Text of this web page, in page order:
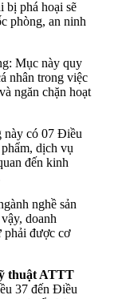
bị phá hoại sẽ
phòng, an ninh
Mục này quy
nhân trong việc
ngăn chặn hoạt
này có 07 Điều
dịch vụ
đến kinh
nghề sản
doanh
phải được cơ
thuật ATTT
37 đến Điều